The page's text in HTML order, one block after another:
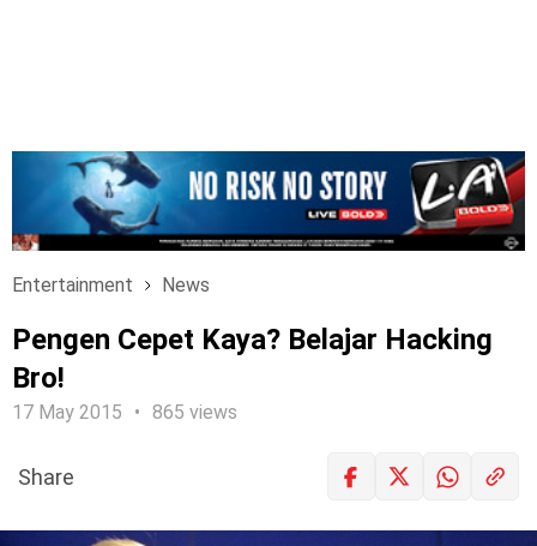
Entertainment News
Pengen Cepet Kaya? Belajar Hacking
Bro!
17 May 2015 865 views
Share